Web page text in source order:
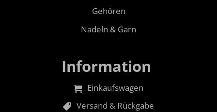
Gehören
Nadeln & Garn
Information
Einkaufswagen
Versand & Rückgabe